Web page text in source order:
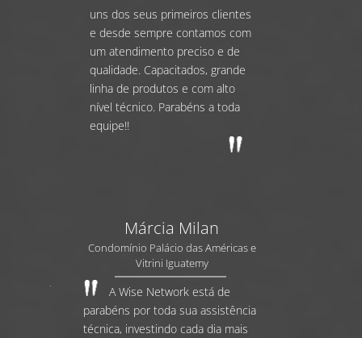
uns dos seus primeiros clientes
e desde sempre contamos com
um atendimento preciso e de
qualidade. Capacitados, grande
linha de produtos e com alto
nível técnico. Parabéns a toda
equipe!!
Márcia Milan
Condomínio Palácio das Américas e
Vitrini Iguatemy
A Wise Network está de
parabéns por toda sua assistência
técnica, investindo cada dia mais